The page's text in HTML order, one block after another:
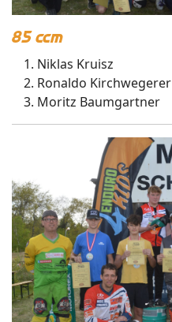
85 ccm
Niklas Kruisz
Ronaldo Kirchwegerer
Moritz Baumgartner